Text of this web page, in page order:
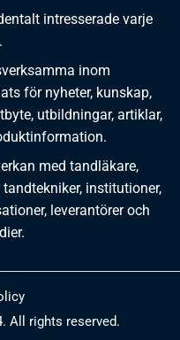
intresserade varje
inom
för nyheter, kunskap,
utbildningar, artiklar,
med tandläkare,
institutioner,
leverantörer och
All rights reserved.